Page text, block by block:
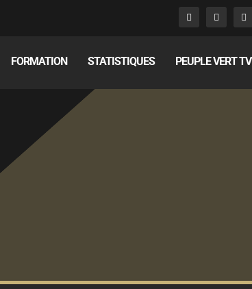
FORMATION STATISTIQUES PEUPLE VERT TV